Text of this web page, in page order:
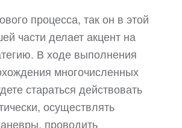
процесса, так он в этой
части делает акцент на
В ходе выполнения
многочисленных
стараться действовать
осуществлять
проводить